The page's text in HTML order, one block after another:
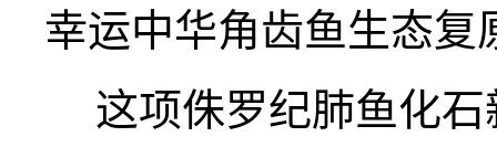
幸运中华角齿鱼生态复
这项侏罗纪肺鱼化石